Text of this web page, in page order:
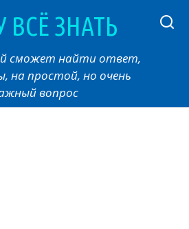
ВСЁ ЗНАТЬ
сможет найти ответ,
на простой, но очень
вопрос